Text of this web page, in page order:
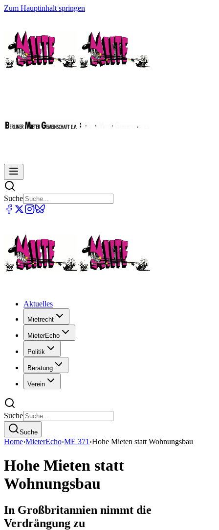
Zum Hauptinhalt springen
Suche
Aktuelles
Mietrecht
MieterEcho
Politik
Beratung
Verein
Suche
Suche
Home›MieterEcho›ME 371 ›Hohe Mieten statt Wohnungsbau
Hohe Mieten statt
Wohnungsbau
In Großbritannien nimmt die
Verdrängung zu